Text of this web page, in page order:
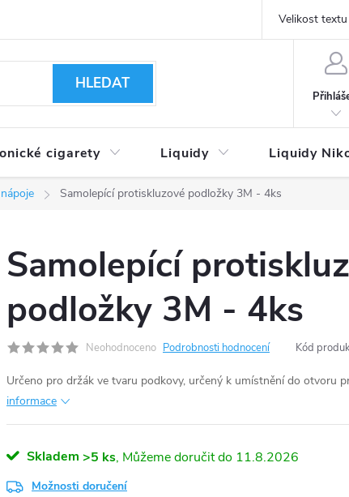
Reklamační řád
Velikost textu
HLEDAT
cigarety Liquidy Liquidy
Samolepící protiskluzové podložky 3M - 4ks
Samolepící
podložky 3M - 4ks
Neohodnoceno Podrobnosti hodnocení Kód
Určeno pro držák ve tvaru podkovy, určený k umístnění do otvoru
informace
Skladem >5 ks 11.8.2026
Možnosti doručení